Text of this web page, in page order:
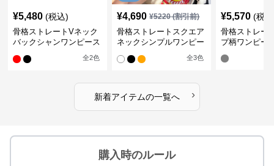
¥5,480 (税込)
骨格ストレートVネック
バックシャンワンピース
全2色
¥4,690 ¥5220(割引前)
骨格ストレートスクエア
ネックシンプルワンピー
全3色
¥5,570 (税
骨格ストレー
プ柄ワンピー
新着アイテムの一覧へ ›
購入時のルール